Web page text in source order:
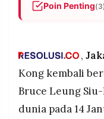
Poin Penting
dunia pada 14
acara sosial
Perannya
ikonik
,
Kong kembali
Bruce Leung
dunia pada 14